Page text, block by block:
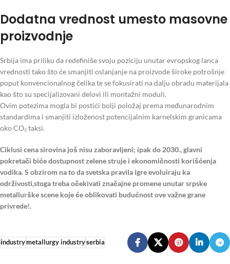
Dodatna vrednost umesto masovne
proizvodnje
Srbija ima priliku da redefiniše svoju poziciju unutar evropskog lanca
vrednosti tako što će smanjiti oslanjanje na proizvode široke potrošnje
poput konvencionalnog čelika te se fokusirati na dalju obradu materijala
kao što su specijalizovani delovi ili montažni moduli.
Ovim potezima mogla bi postići bolji položaj prema međunarodnim
standardima i smanjiti izloženost potencijalnim karnelskim granicama
oko CO₂ taksi.
Ciklusi cena sirovina još nisu zaboravljeni; ipak do 2030., glavni
pokretači biće dostupnost zelene struje i ekonomičnosti korišćenja
vodika. S obzirom na to da svetska pravila igre evoluiraju ka
održivosti,stoga treba očekivati značajne promene unutar srpske
metallurške scene koje će oblikovati budućnost ove važne grane
privrede!.
industrymetallurgy industryserbia